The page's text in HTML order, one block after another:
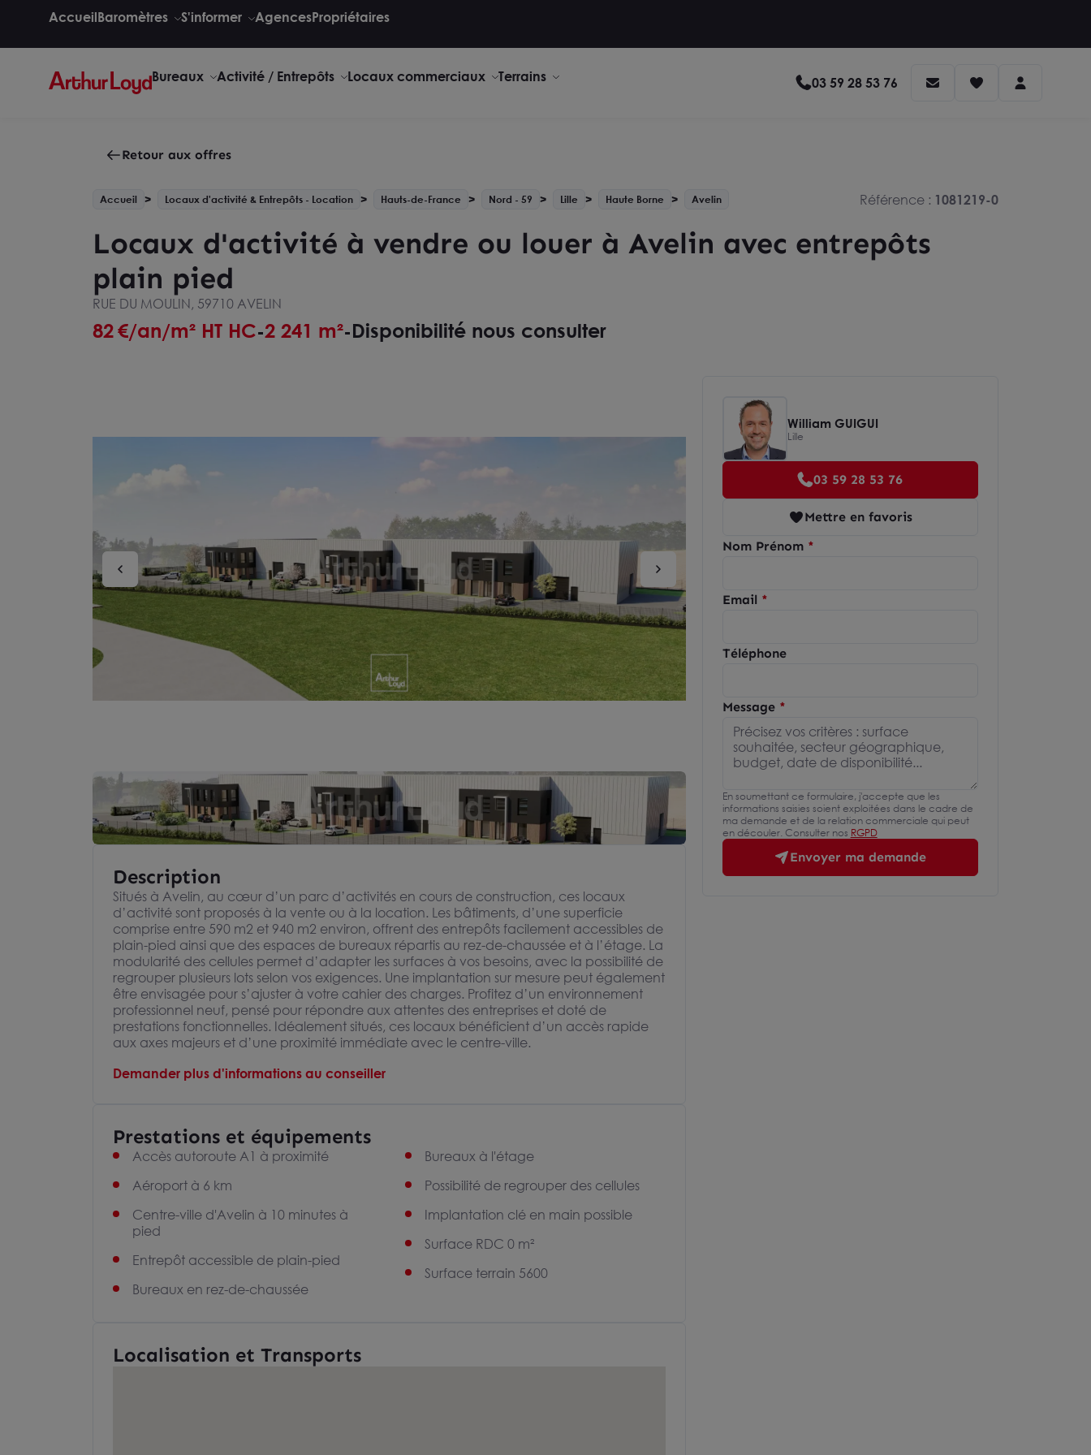
AccueilBaromètres S'informer AgencesPropriétaires
Bureaux Activité / Entrepôts Locaux commerciaux Terrains 03 59 28 53 76
Retour aux offres
Accueil Locaux d'activité & Entrepôts - Location Hauts-de-France Nord - 59 Lille Haute Borne Avelin Référence : 1081219-0
Locaux d'activité à vendre ou louer à Avelin avec entrepôts
plain pied
RUE DU MOULIN, 59710 AVELIN
82€/an/m² HT HC-2 241 m²-Disponibilité nous consulter
Description
Situés à Avelin, au cœur d’un parc d’activités en cours de construction, ces locaux
d’activité sont proposés à la vente ou à la location. Les bâtiments, d’une superficie
comprise entre 590 m2 et 940 m2 environ, offrent des entrepôts facilement accessibles de
plain-pied ainsi que des espaces de bureaux répartis au rez-de-chaussée et à l’étage. La
modularité des cellules permet d’adapter les surfaces à vos besoins, avec la possibilité de
regrouper plusieurs lots selon vos exigences. Une implantation sur mesure peut également
être envisagée pour s’ajuster à votre cahier des charges. Profitez d’un environnement
professionnel neuf, pensé pour répondre aux attentes des entreprises et doté de
prestations fonctionnelles. Idéalement situés, ces locaux bénéficient d’un accès rapide
aux axes majeurs et d’une proximité immédiate avec le centre-ville.
Demander plus d'informations au conseiller
Prestations et équipements
Accès autoroute A1 à proximité
Aéroport à 6 km
Centre-ville d'Avelin à 10 minutes à
pied
Entrepôt accessible de plain-pied
Bureaux en rez-de-chaussée
Bureaux à l'étage
Possibilité de regrouper des cellules
Implantation clé en main possible
Surface RDC 0 m²
Surface terrain 5600
Localisation et Transports
William GUIGUI
Lille
03 59 28 53 76
Mettre en favoris
Nom Prénom
Email
Téléphone
Message
En soumettant ce formulaire, j'accepte que les
informations saisies soient exploitées dans le cadre de
ma demande et de la relation commerciale qui peut
en découler. Consulter nos RGPD
Envoyer ma demande